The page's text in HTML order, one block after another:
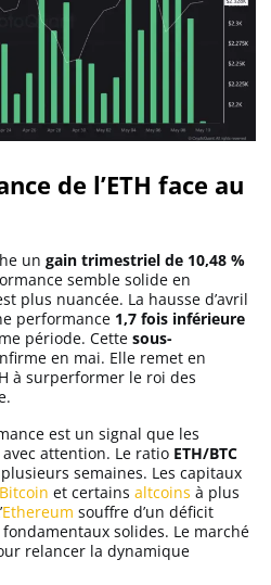
de l’ETH face au
un gain trimestriel de 10,48 %
semble solide en
plus nuancée. La hausse d’avril
performance 1,7 fois inférieure
période. Cette sous-
en mai. Elle remet en
à surperformer le roi des
est un signal que les
attention. Le ratio ETH/BTC
semaines. Les capitaux
Bitcoin et certains altcoins à plus
Ethereum souffre d’un déficit
solides. Le marché
relancer la dynamique